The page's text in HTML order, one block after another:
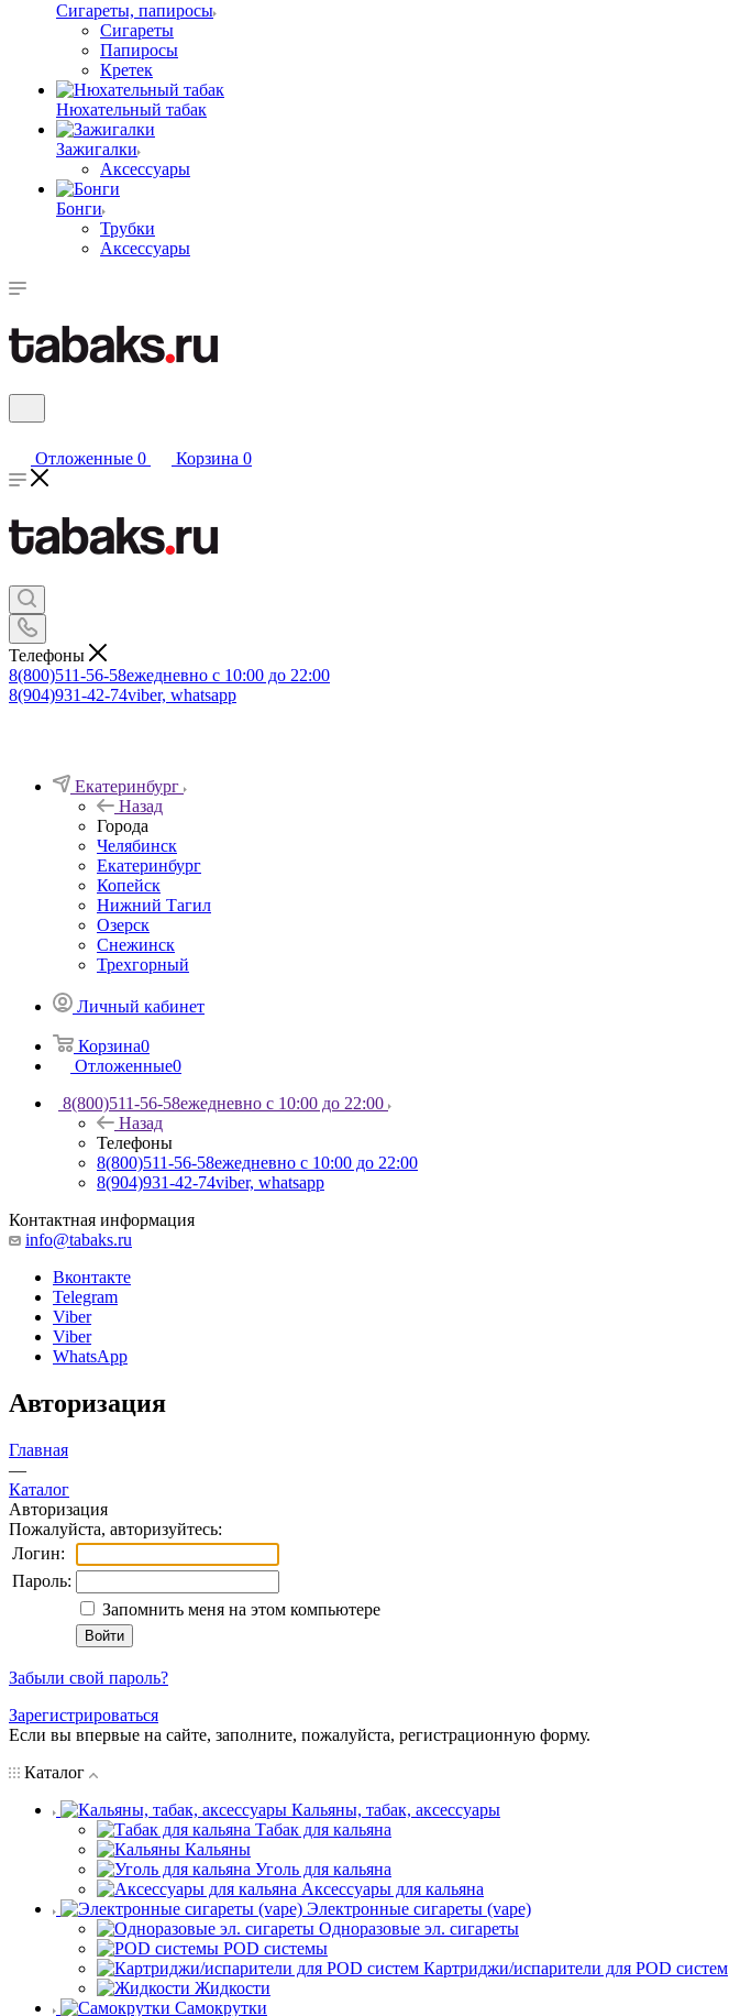
Сигареты, папиросы
Сигареты
Папиросы
Кретек
Нюхательный табак
Зажигалки
Аксессуары
Бонги
Трубки
Аксессуары
Отложенные 0 Корзина 0
Телефоны
8(800)511-56-58ежедневно с 10:00 до 22:00
8(904)931-42-74viber, whatsapp
Екатеринбург
Назад
Города
Челябинск
Екатеринбург
Копейск
Нижний Тагил
Озерск
Снежинск
Трехгорный
Личный кабинет
Корзина0
Отложенные0
8(800)511-56-58ежедневно с 10:00 до 22:00
Назад
Телефоны
8(800)511-56-58ежедневно с 10:00 до 22:00
8(904)931-42-74viber, whatsapp
Контактная информация
info@tabaks.ru
Вконтакте
Telegram
Viber
Viber
WhatsApp
Авторизация
Главная
—
Каталог
Авторизация
Пожалуйста, авторизуйтесь:
Логин:
Пароль:
Запомнить меня на этом компьютере
Забыли свой пароль?
Зарегистрироваться
Если вы впервые на сайте, заполните, пожалуйста, регистрационную форму.
Каталог
Кальяны, табак, аксессуары
Табак для кальяна
Кальяны
Уголь для кальяна
Аксессуары для кальяна
Электронные сигареты (vape)
Одноразовые эл. сигареты
POD системы
Картриджи/испарители для POD систем
Жидкости
Самокрутки